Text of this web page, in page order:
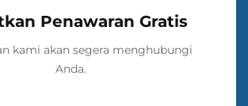
Penawaran Gratis
kami akan segera menghubungi
Anda.